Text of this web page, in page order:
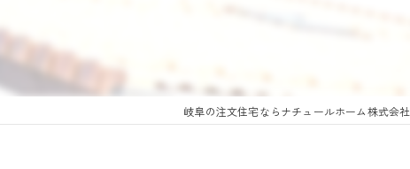
岐阜の注文住宅ならナチュールホーム株式会社